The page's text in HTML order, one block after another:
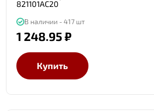
821101AC20
В наличии - 417 шт
1 248.95 ₽
Купить